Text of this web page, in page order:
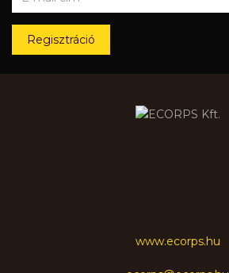
Regisztráció
www.ecorps.hu